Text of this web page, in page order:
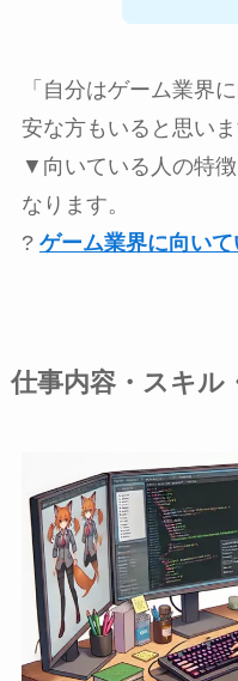
「自分はゲーム業界
安な方もいると思いま
▼向いている人の特
なります。
? ゲーム業界に向い
仕事内容・スキル